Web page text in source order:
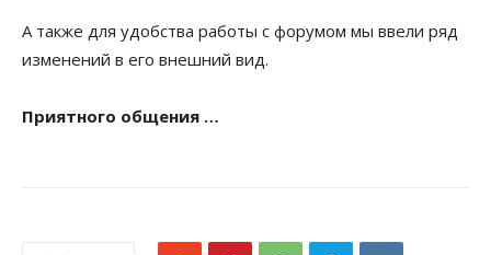
А также для удобства работы с форумом мы ввели ряд
изменений в его внешний вид.
Приятного общения …